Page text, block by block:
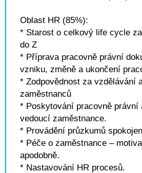
Oblast HR (85%):
* Starost o celkový life cycle
do Z
* Příprava pracovně právní
vzniku, změně a ukončení
* Zodpovědnost za vzdělávání
zaměstnanců
* Poskytování pracovně právní
vedoucí zaměstnance.
* Provádění průzkumů
* Péče o zaměstnance –
apodobně.
* Nastavování HR procesů.